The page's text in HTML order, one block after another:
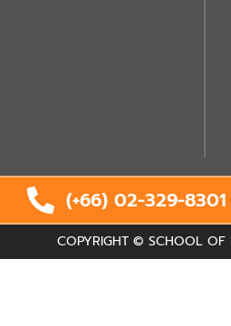
(+66) 02-329-
COPYRIGHT © SCHOOL OF